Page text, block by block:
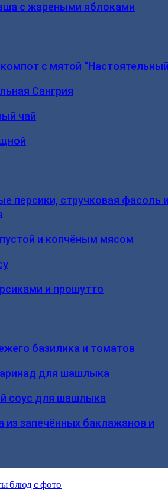
с жареными яблоками
с мятой
Сангрия
чай
персики, стручковая фасоль
и копчёным мясом
и прошутто
базилика и томатов
для шашлыка
соус для шашлыка
из запечённых баклажанов и